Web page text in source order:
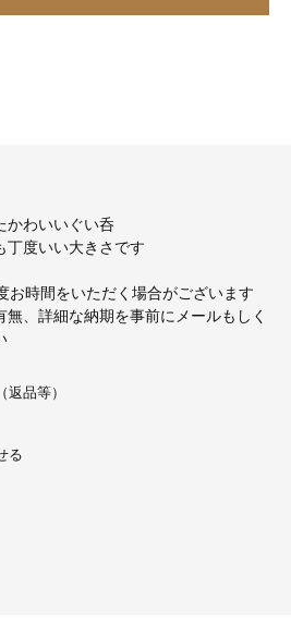
かわいいぐい呑
丁度いい大きさです
時間をいただく場合がございます
、詳細な納期を事前にメールもしく
品等）
る